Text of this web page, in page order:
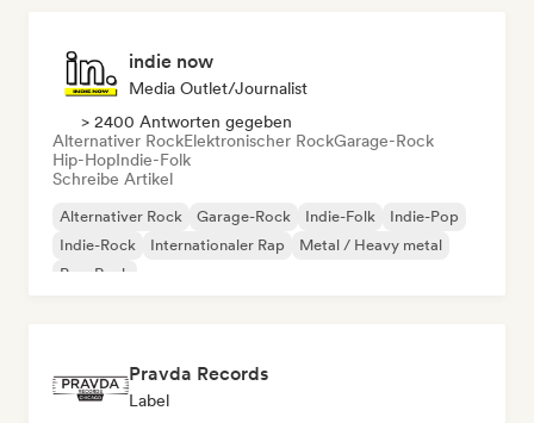
indie now
Media Outlet/Journalist
> 2400 Antworten gegeben
Alternativer RockElektronischer RockGarage-Rock
Hip-HopIndie-Folk
Schreibe Artikel
Alternativer Rock Garage-Rock Indie-Folk
Indie-Pop
Indie-Rock
Internationaler Rap
Metal / Heavy metal
Pop-Rock
Pravda Records
Label